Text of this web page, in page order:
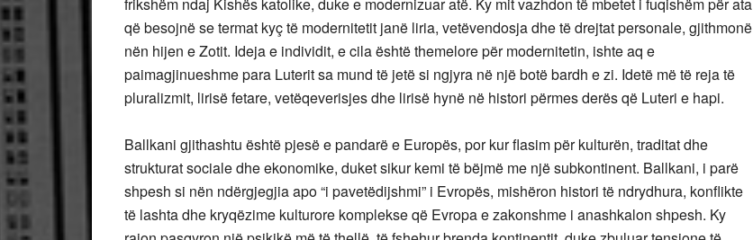
që besojnë se termat kyç të modernitetit janë liria, vetëvendosja dhe të drejtat personale, gjithmonë
nën hijen e Zotit. Ideja e individit, e cila është themelore për modernitetin, ishte aq e
paimagjinueshme para Luterit sa mund të jetë si ngjyra në një botë bardh e zi. Idetë më të reja të
pluralizmit, lirisë fetare, vetëqeverisjes dhe lirisë hynë në histori përmes derës që Luteri e hapi.
Ballkani gjithashtu është pjesë e pandarë e Europës, por kur flasim për kulturën, traditat dhe
strukturat sociale dhe ekonomike, duket sikur kemi të bëjmë me një subkontinent. Ballkani, i parë
shpesh si nën ndërgjegjia apo “i pavetëdijshmi” i Evropës, mishëron histori të ndrydhura, konflikte
të lashta dhe kryqëzime kulturore komplekse që Evropa e zakonshme i anashkalon shpesh. Ky